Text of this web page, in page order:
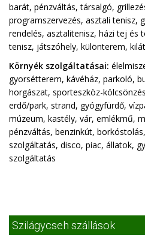
barát, pénzváltás, társalgó,
programszervezés, asztali tenisz,
rendelés, asztalitenisz, házi tej és
tenisz, játszóhely, különterem,
Környék szolgáltatásai:
gyorsétterem, kávéház, parkoló,
horgászat, sporteszköz-
erdő/park, strand, gyógyfürdő,
múzeum, kastély, vár, emlékmű,
pénzváltás, benzinkút,
szolgáltatás, disco, piac, állatok,
szolgáltatás
Szilágycseh szállások